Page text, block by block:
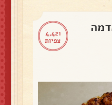
4,421
צפיות